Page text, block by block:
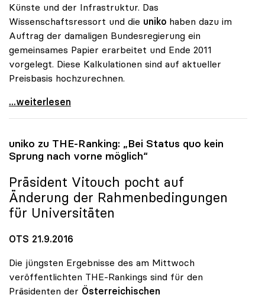
Künste und der Infrastruktur. Das
Wissenschaftsressort und die uniko haben dazu im
Auftrag der damaligen Bundesregierung ein
gemeinsames Papier erarbeitet und Ende 2011
vorgelegt. Diese Kalkulationen sind auf aktueller
Preisbasis hochzurechnen.
uniko: Studienplatzfinanzierung muss zu besserer
...weiterlesen
uniko zu THE-Ranking: „Bei Status quo kein
Sprung nach vorne möglich“
Präsident Vitouch pocht auf
Änderung der Rahmenbedingungen
für Universitäten
OTS 21.9.2016
Die jüngsten Ergebnisse des am Mittwoch
veröffentlichten THE-Rankings sind für den
Präsidenten der Österreichischen